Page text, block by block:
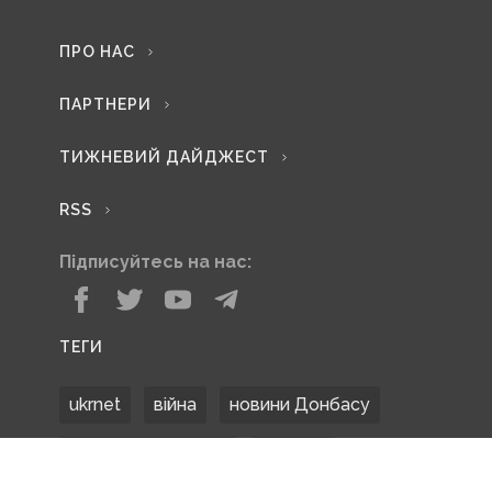
ПРО НАС
ПАРТНЕРИ
ТИЖНЕВИЙ ДАЙДЖЕСТ
RSS
Підписуйтесь на нас:
ТЕГИ
ukrnet війна новини Донбасу